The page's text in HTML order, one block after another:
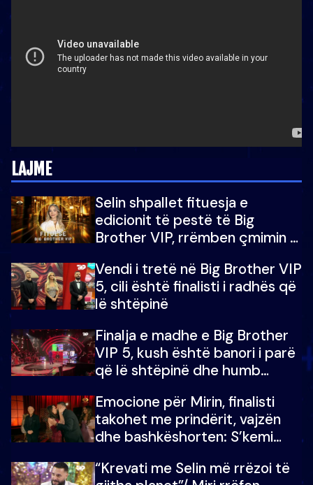
LAJME
Selin shpallet fituesja e
edicionit të pestë të Big
Brother VIP, rrëmben çmimin e
Vendi i tretë në Big Brother VIP
5, cili është finalisti i radhës që
lë shtëpinë
Finalja e madhe e Big Brother
VIP 5, kush është banori i parë
që lë shtëpinë dhe humb
çmimin e madh
Emocione për Mirin, finalisti
takohet me prindërit, vajzën
dhe bashkëshorten: S’kemi
“Krevati me Selin më rrëzoi të